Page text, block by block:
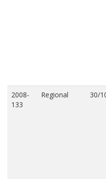
2008-
133
Regional 30/